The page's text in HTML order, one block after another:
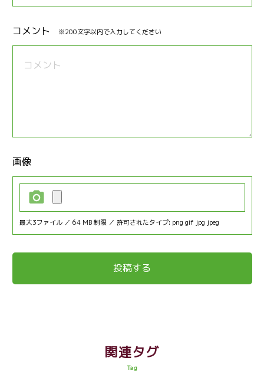
コメント ※200文字以内で入力してください
画像
最大3ファイル ／ 64 MB 制限 ／ 許可されたタイプ: png gif jpg jpeg
関連タグ
Tag